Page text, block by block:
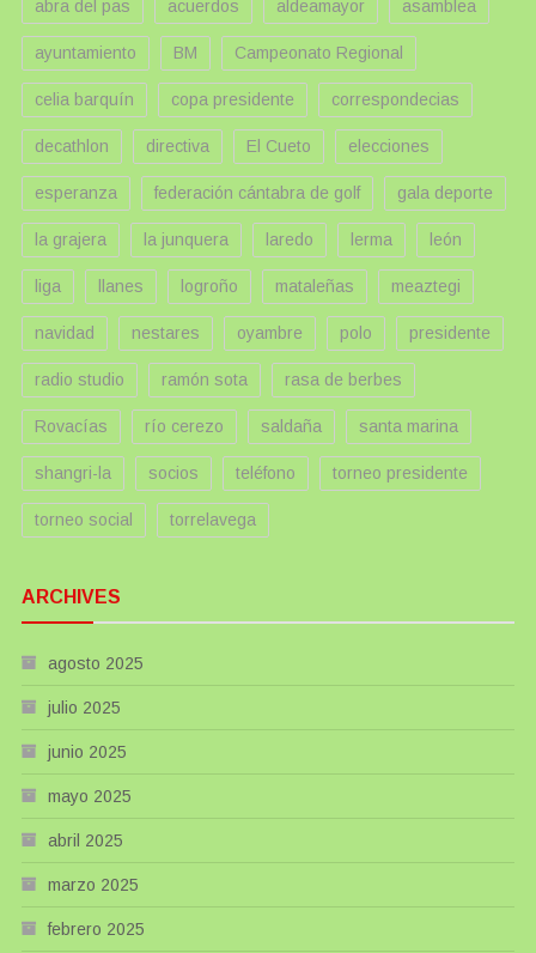
abra del pas acuerdos aldeamayor asamblea
ayuntamiento BM Campeonato Regional
celia barquín copa presidente correspondecias
decathlon directiva El Cueto elecciones
esperanza federación cántabra de golf gala deporte
la grajera la junquera laredo lerma león
liga llanes logroño mataleñas meaztegi
navidad nestares oyambre polo presidente
radio studio ramón sota rasa de berbes
Rovacías río cerezo saldaña santa marina
shangri-la socios teléfono torneo presidente
torneo social torrelavega
ARCHIVES
agosto 2025
julio 2025
junio 2025
mayo 2025
abril 2025
marzo 2025
febrero 2025